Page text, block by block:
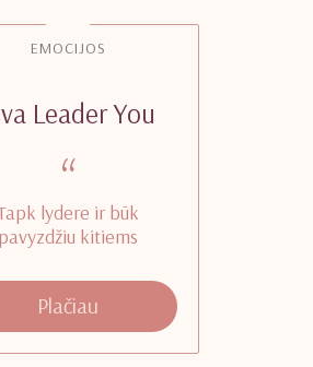
EMOCIJOS
Leader You
“
lydere ir būk
pavyzdžiu kitiems
Plačiau